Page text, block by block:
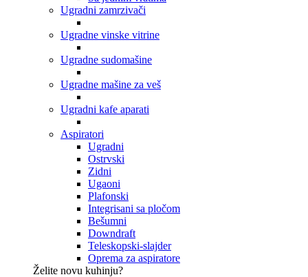
Ugradni zamrzivači
Ugradne vinske vitrine
Ugradne sudomašine
Ugradne mašine za veš
Ugradni kafe aparati
Aspiratori
Ugradni
Ostrvski
Zidni
Ugaoni
Plafonski
Integrisani sa pločom
Bešumni
Downdraft
Teleskopski-slajder
Oprema za aspiratore
Želite novu kuhinju?